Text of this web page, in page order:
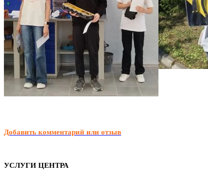
Добавить комментарий или отзыв
УСЛУГИ ЦЕНТРА